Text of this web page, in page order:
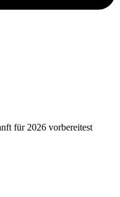
für 2026 vorbereitest